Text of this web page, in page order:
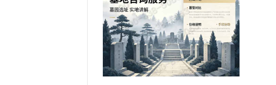
静而庄严的安息之地。近年来，随着人们对
逝者安葬方式的不断追求，墓碑作为纪念逝
者、寄托哀